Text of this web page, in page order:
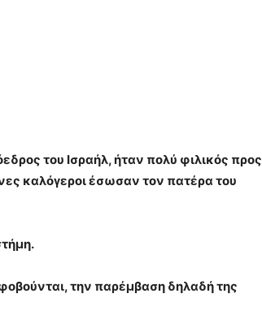
του Ισραήλ, ήταν πολύ φιλικός προς
καλόγεροι έσωσαν τον πατέρα του
την παρέμβαση δηλαδή της